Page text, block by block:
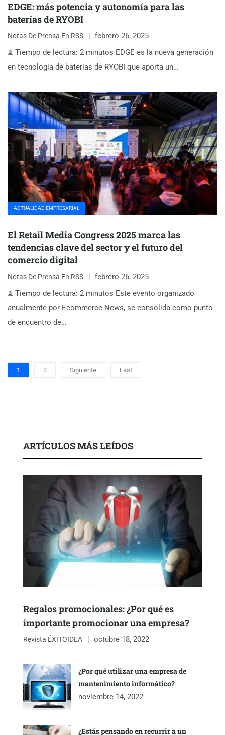
EDGE: más potencia y autonomía para las
baterías de RYOBI
Notas De Prensa En RSS
febrero 26, 2025
⏳ Tiempo de lectura: 2 minutos EDGE es la nueva generación
en tecnología de baterías de RYOBI que aporta un…
ACTUALIDAD EMPRESARIAL
El Retail Media Congress 2025 marca las
tendencias clave del sector y el futuro del
comercio digital
Notas De Prensa En RSS
febrero 26, 2025
⏳ Tiempo de lectura: 2 minutos Este evento organizado
anualmente por Ecommerce News, se consolida como punto
de encuentro de…
1 2 Siguiente Last
ARTÍCULOS MÁS LEÍDOS
Regalos promocionales: ¿Por qué es
importante promocionar una empresa?
Revista ÉXITOIDEA octubre 18, 2022
¿Por qué utilizar una empresa de
mantenimiento informático?
noviembre 14, 2022
¿Estás pensando en recurrir a un